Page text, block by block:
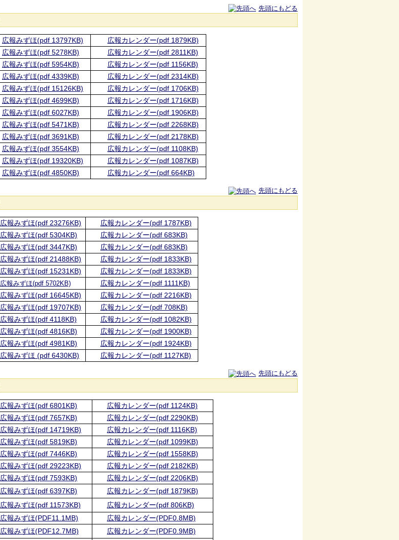
先頭にもどる
広報みずほ(pdf 13797KB)
広報カレンダー(pdf 1879KB)
広報みずほ(pdf 5278KB)
広報カレンダー(pdf 2811KB)
広報みずほ(pdf 5954KB)
広報カレンダー(pdf 1156KB)
広報みずほ(pdf 4339KB)
広報カレンダー(pdf 2314KB)
広報みずほ(pdf 15126KB)
広報カレンダー(pdf 1706KB)
広報みずほ(pdf 4699KB)
広報カレンダー(pdf 1716KB)
広報みずほ(pdf 6027KB)
広報カレンダー(pdf 1906KB)
広報みずほ(pdf 5471KB)
広報カレンダー(pdf 2268KB)
広報みずほ(pdf 3691KB)
広報カレンダー(pdf 2178KB)
広報みずほ(pdf 3554KB)
広報カレンダー(pdf 1108KB)
広報みずほ(pdf 19320KB)
広報カレンダー(pdf 1087KB)
広報みずほ(pdf 4850KB) 広報カレンダー(pdf 664KB)
先頭にもどる
広報みずほ(pdf 23276KB)
広報カレンダー(pdf 1787KB)
広報みずほ(pdf 5304KB)
広報カレンダー(pdf 683KB)
広報みずほ(pdf 3447KB)
広報カレンダー(pdf 683KB)
広報みずほ(pdf 21488KB)
広報カレンダー(pdf 1833KB)
広報みずほ(pdf 15231KB)
広報カレンダー(pdf 1833KB)
広報みずほ(pdf 5702KB)
広報カレンダー(pdf 1111KB)
広報みずほ(pdf 16645KB)
広報カレンダー(pdf 2216KB)
広報みずほ(pdf 19707KB)
広報カレンダー(pdf 708KB)
広報みずほ(pdf 4118KB)
広報カレンダー(pdf 1082KB)
広報みずほ(pdf 4816KB)
広報カレンダー(pdf 1900KB)
広報みずほ(pdf 4981KB)
広報カレンダー(pdf 1924KB)
広報みずほ (pdf 6430KB) 広報カレンダー(pdf 1127KB)
先頭にもどる
広報みずほ(pdf 6801KB)
広報カレンダー(pdf 1124KB)
広報みずほ(pdf 7657KB)
広報カレンダー(pdf 2290KB)
広報みずほ(pdf 14719KB)
広報カレンダー(pdf 1116KB)
広報みずほ(pdf 5819KB)
広報カレンダー(pdf 1099KB)
広報みずほ(pdf 7446KB)
広報カレンダー(pdf 1558KB)
広報みずほ(pdf 29223KB)
広報カレンダー(pdf 2182KB)
広報みずほ(pdf 7593KB)
広報カレンダー(pdf 2206KB)
広報みずほ(pdf 6397KB)
広報カレンダー(pdf 1879KB)
広報みずほ(pdf 11573KB)
広報カレンダー(pdf 806KB)
広報みずほ(PDF11.1MB)
広報カレンダー(PDF0.8MB)
広報みずほ(PDF12.7MB)
広報カレンダー(PDF0.9MB)